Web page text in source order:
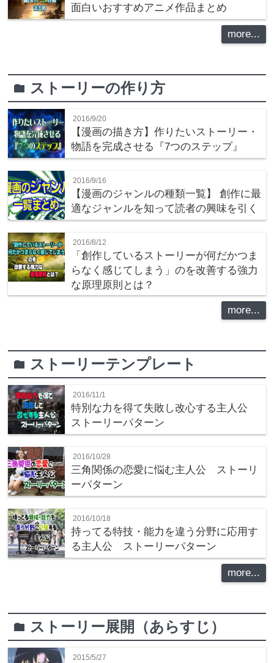
面白いおすすめアニメ作品まとめ
more...
folder ストーリーの作り方
2016/9/20
【漫画の描き方】作りたいストーリー・
物語を完成させる『7つのステップ』
2016/9/16
【漫画のジャンルの種類一覧】 創作に最
適なジャンルを知って読者の興味を引く
2016/8/12
「創作しているストーリーが何だかつま
らなく感じてしまう」のを改善する強力
な原理原則とは？
more...
folder ストーリーテンプレート
2016/11/1
特別な力を得て失敗し改心する主人公
ストーリーパターン
2016/10/28
三角関係の恋愛に悩む主人公 ストーリ
ーパターン
2016/10/18
持ってる特技・能力を違う分野に応用す
る主人公 ストーリーパターン
more...
folder ストーリー展開（あらすじ）
2015/5/27